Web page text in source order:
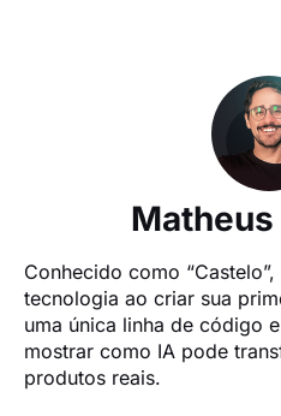
Conhecido como
tecnologia ao criar sua
uma única linha de código
mostrar como IA pode
produtos reais.